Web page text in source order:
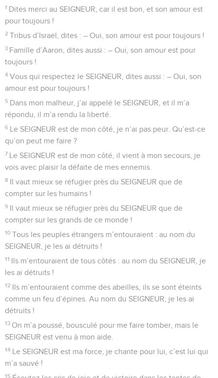
1 Dites merci au SEIGNEUR, car il est bon, et son amour est
pour toujours !
2 Tribus d’Israël, dites : – Oui, son amour est pour toujours !
3 Famille d’Aaron, dites aussi : – Oui, son amour est pour
toujours !
4 Vous qui respectez le SEIGNEUR, dites aussi : – Oui, son
amour est pour toujours !
5 Dans mon malheur, j’ai appelé le SEIGNEUR, et il m’a
répondu, il m’a rendu la liberté.
6 Le SEIGNEUR est de mon côté, je n’ai pas peur. Qu’est-ce
qu’on peut me faire ?
7 Le SEIGNEUR est de mon côté, il vient à mon secours, je
vois avec plaisir la défaite de mes ennemis.
8 Il vaut mieux se réfugier près du SEIGNEUR que de
compter sur les humains !
9 Il vaut mieux se réfugier près du SEIGNEUR que de
compter sur les grands de ce monde !
10 Tous les peuples étrangers m’entouraient : au nom du
SEIGNEUR, je les ai détruits !
11 Ils m’entouraient de tous côtés : au nom du SEIGNEUR, je
les ai détruits !
12 Ils m’entouraient comme des abeilles, ils se sont éteints
comme un feu d’épines. Au nom du SEIGNEUR, je les ai
détruits !
13 On m’a poussé, bousculé pour me faire tomber, mais le
SEIGNEUR est venu à mon aide.
14 Le SEIGNEUR est ma force, je chante pour lui, c’est lui qui
m’a sauvé !
15